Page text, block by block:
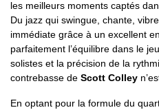
les meilleurs moments captés
Du jazz qui swingue, chante,
immédiate grâce à un excellent
parfaitement l’équilibre dans le
solistes et la précision de la
contrebasse de Scott Colley
En optant pour la formule du